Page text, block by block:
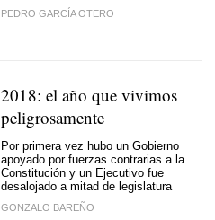
PEDRO GARCÍA OTERO
2018: el año que vivimos
peligrosamente
Por primera vez hubo un Gobierno
apoyado por fuerzas contrarias a la
Constitución y un Ejecutivo fue
desalojado a mitad de legislatura
GONZALO BAREÑO